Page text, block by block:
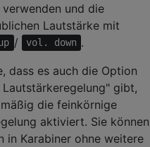
und die
Lautstärke mit
/ vol. down .
dass es auch die Option
Lautstärkeregelung" gibt,
die feinkörnige
aktiviert. Sie können
in Karabiner ohne weitere